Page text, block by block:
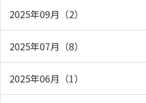
2025年09月（2）
2025年07月（8）
2025年06月（1）